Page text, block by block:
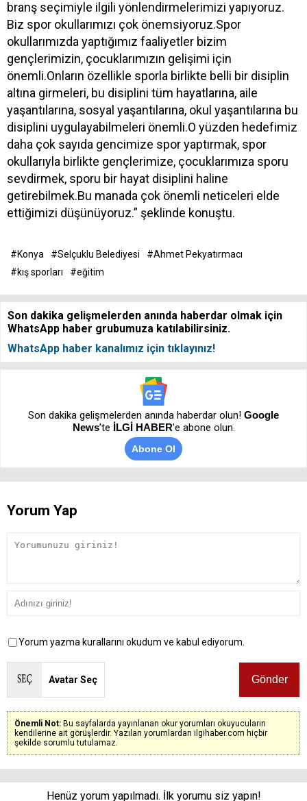
branş seçimiyle ilgili yönlendirmelerimizi yapıyoruz.
Biz spor okullarımızı çok önemsiyoruz.Spor
okullarımızda yaptığımız faaliyetler bizim
gençlerimizin, çocuklarımızın gelişimi için
önemli.Onların özellikle sporla birlikte belli bir disiplin
altına girmeleri, bu disiplini tüm hayatlarına, aile
yaşantılarına, sosyal yaşantılarına, okul yaşantılarına bu
disiplini uygulayabilmeleri önemli.O yüzden hedefimiz
daha çok sayıda gencimize spor yaptırmak, spor
okullarıyla birlikte gençlerimize, çocuklarımıza sporu
sevdirmek, sporu bir hayat disiplini haline
getirebilmek.Bu manada çok önemli neticeleri elde
ettiğimizi düşünüyoruz.” şeklinde konuştu.
#Konya #Selçuklu Belediyesi
#Ahmet Pekyatırmacı
#kış sporları
#eğitim
Son dakika gelişmelerden anında haberdar olmak için
WhatsApp haber grubumuza katılabilirsiniz.
WhatsApp haber kanalımız için tıklayınız!
Son dakika gelişmelerden anında haberdar olun! Google
News’te İLGİ HABER'e abone olun.
Abone Ol
Yorum Yap
Yorum yazma kurallarını okudum ve kabul ediyorum.
Avatar Seç
Önemli Not: Bu sayfalarda yayınlanan okur yorumları okuyucuların
kendilerine ait görüşlerdir. Yazılan yorumlardan ilgihaber.com hiçbir
şekilde sorumlu tutulamaz.
Henüz yorum yapılmadı. İlk yorumu siz yapın!